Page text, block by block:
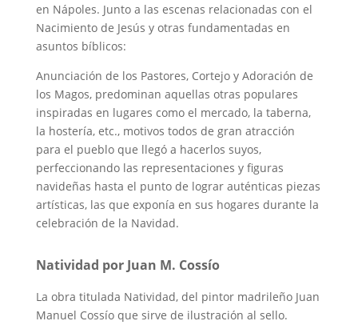
en Nápoles. Junto a las escenas relacionadas con el
Nacimiento de Jesús y otras fundamentadas en
asuntos bíblicos:
Anunciación de los Pastores, Cortejo y Adoración de
los Magos, predominan aquellas otras populares
inspiradas en lugares como el mercado, la taberna,
la hostería, etc., motivos todos de gran atracción
para el pueblo que llegó a hacerlos suyos,
perfeccionando las representaciones y figuras
navideñas hasta el punto de lograr auténticas piezas
artísticas, las que exponía en sus hogares durante la
celebración de la Navidad.
Natividad por Juan M. Cossío
La obra titulada Natividad, del pintor madrileño Juan
Manuel Cossío que sirve de ilustración al sello.